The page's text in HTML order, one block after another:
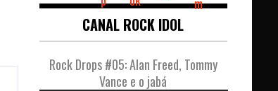
CANAL ROCK IDOL
Rock Drops #05: Alan Freed, Tommy
Vance e o jabá